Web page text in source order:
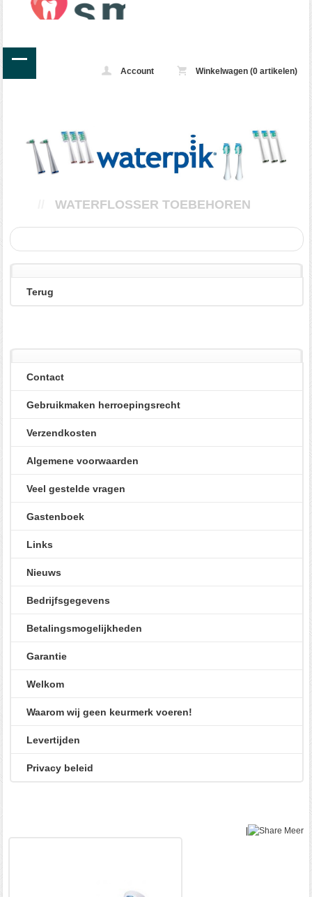
Account Winkelwagen (0 artikelen)
WATERFLOSSER TOEBEHOREN
Terug
Contact
Gebruikmaken herroepingsrecht
Verzendkosten
Algemene voorwaarden
Veel gestelde vragen
Gastenboek
Links
Nieuws
Bedrijfsgegevens
Betalingsmogelijkheden
Garantie
Welkom
Waarom wij geen keurmerk voeren!
Levertijden
Privacy beleid
| Meer